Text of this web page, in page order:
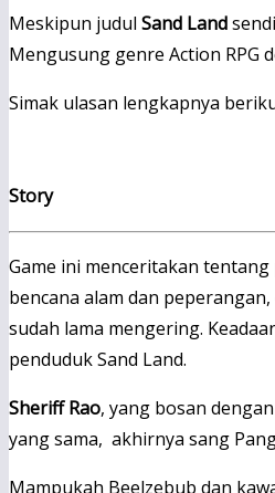
Meskipun judul Sand Land
Mengusung genre Action RPG
Simak ulasan lengkapnya
Story
Game ini menceritakan
bencana alam dan
sudah lama mengering.
penduduk Sand Land.
Sheriff Rao, yang bosan
yang sama, akhirnya sang
Mampukah Beelzebub dan